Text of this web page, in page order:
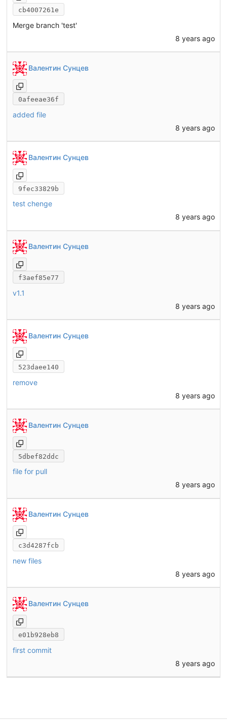
cb4007261e
Merge branch 'test'
8 years ago
Валентин Сунцев
0afeeae36f
added file
8 years ago
Валентин Сунцев
9fec33829b
test chenge
8 years ago
Валентин Сунцев
f3aef85e77
v1.1
8 years ago
Валентин Сунцев
523daee140
remove
8 years ago
Валентин Сунцев
5dbef82ddc
file for pull
8 years ago
Валентин Сунцев
c3d4287fcb
new files
8 years ago
Валентин Сунцев
e01b928eb8
first commit
8 years ago